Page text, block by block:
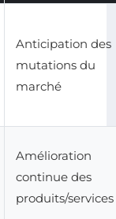
Anticipation des
mutations du
marché
Amélioration
continue des
produits/services